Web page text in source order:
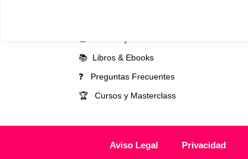
📚 Libros & Ebooks
❓ Preguntas Frecuentes
🏆 Cursos y Masterclass
Aviso Legal Privacidad